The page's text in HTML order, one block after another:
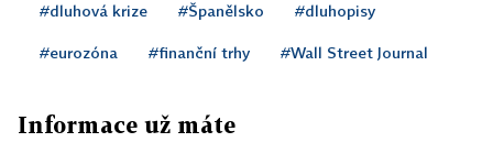
#dluhová krize #Španělsko #dluhopisy
#eurozóna #finanční trhy #Wall Street Journal
Informace už máte